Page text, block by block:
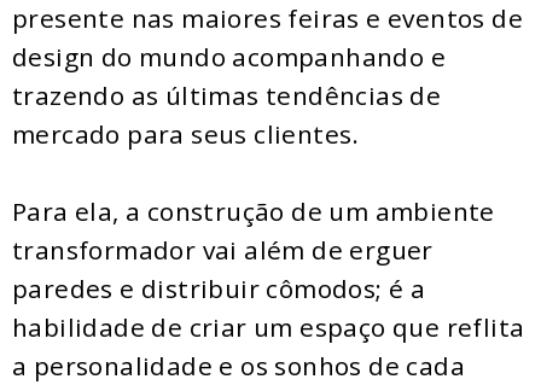
presente nas maiores feiras e eventos de
design do mundo acompanhando e
trazendo as últimas tendências de
mercado para seus clientes.
Para ela, a construção de um ambiente
transformador vai além de erguer
paredes e distribuir cômodos; é a
habilidade de criar um espaço que reflita
a personalidade e os sonhos de cada